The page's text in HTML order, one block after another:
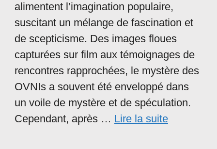
alimentent l’imagination populaire,
suscitant un mélange de fascination et
de scepticisme. Des images floues
capturées sur film aux témoignages de
rencontres rapprochées, le mystère des
OVNIs a souvent été enveloppé dans
un voile de mystère et de spéculation.
Cependant, après … Lire la suite